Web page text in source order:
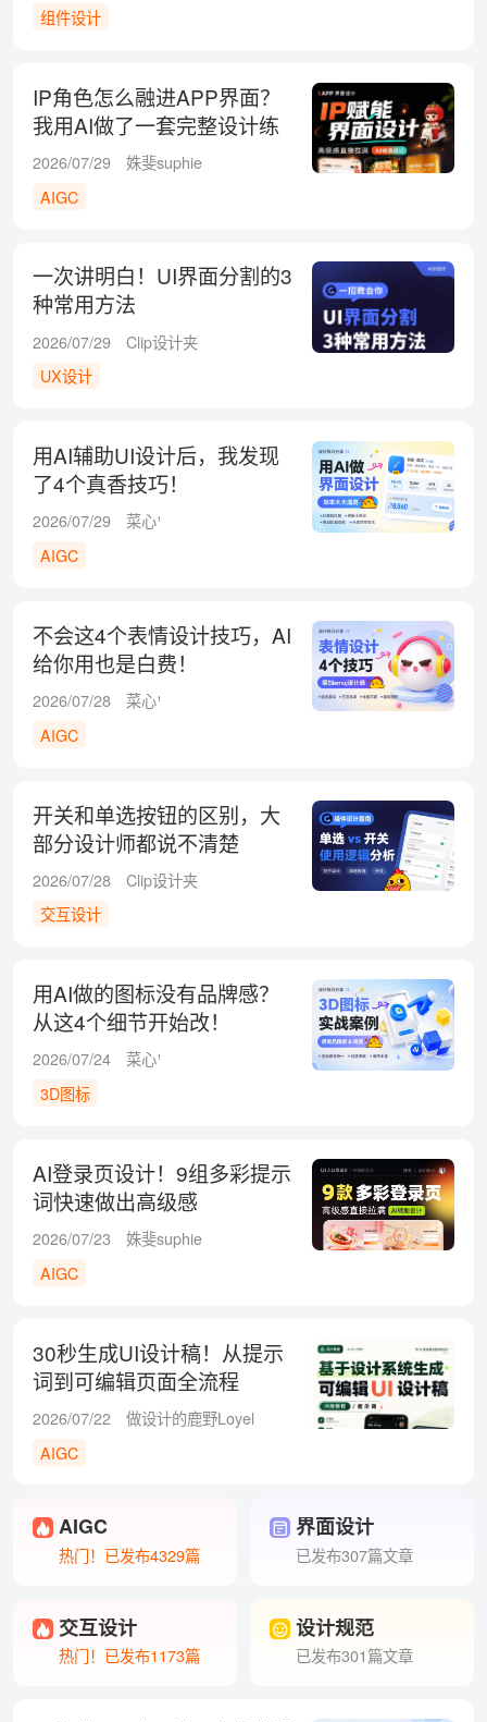
组件设计
IP角色怎么融进APP界面？
我用AI做了一套完整设计练
习
2026/07/29
姝斐suphie
AIGC
一次讲明白！UI界面分割的3
种常用方法
2026/07/29
Clip设计夹
UX设计
用AI辅助UI设计后，我发现
了4个真香技巧！
2026/07/29
菜心¹
AIGC
不会这4个表情设计技巧，AI
给你用也是白费！
2026/07/28
菜心¹
AIGC
开关和单选按钮的区别，大
部分设计师都说不清楚
2026/07/28
Clip设计夹
交互设计
用AI做的图标没有品牌感？
从这4个细节开始改！
2026/07/24
菜心¹
3D图标
AI登录页设计！9组多彩提示
词快速做出高级感
2026/07/23
姝斐suphie
AIGC
30秒生成UI设计稿！从提示
词到可编辑页面全流程
2026/07/22
做设计的鹿野Loyel
AIGC
AIGC
热门！已发布4329篇
界面设计
已发布307篇文章
交互设计
热门！已发布1173篇
设计规范
已发布301篇文章